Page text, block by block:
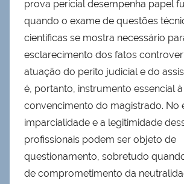
prova pericial desempenha papel
quando o exame de questões
científicas se mostra necessário
esclarecimento dos fatos
atuação do perito judicial e do
é, portanto, instrumento essencial
convencimento do magistrado. No
imparcialidade e a legitimidade
profissionais podem ser objeto de
questionamento, sobretudo
de comprometimento da